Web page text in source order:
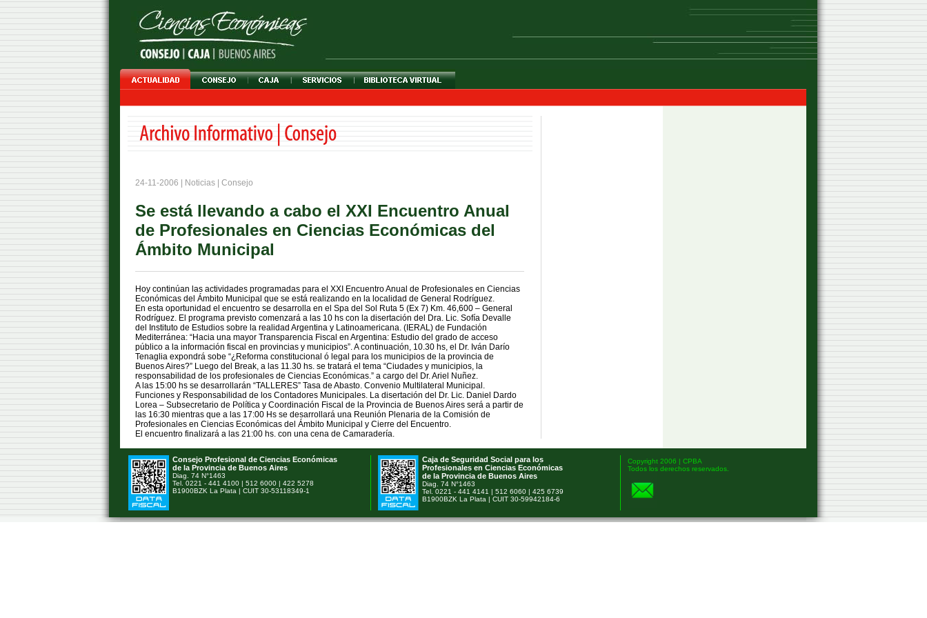
24-11-2006 | Noticias | Consejo
Se está llevando a cabo el XXI Encuentro Anual
de Profesionales en Ciencias Económicas del
Ámbito Municipal
Hoy continúan las actividades programadas para el XXI Encuentro Anual de Profesionales en Ciencias
Económicas del Ámbito Municipal que se está realizando en la localidad de General Rodríguez.
En esta oportunidad el encuentro se desarrolla en el Spa del Sol Ruta 5 (Ex 7) Km. 46,600 – General
Rodríguez. El programa previsto comenzará a las 10 hs con la disertación del Dra. Lic. Sofía Devalle
del Instituto de Estudios sobre la realidad Argentina y Latinoamericana. (IERAL) de Fundación
Mediterránea: “Hacia una mayor Transparencia Fiscal en Argentina: Estudio del grado de acceso
público a la información fiscal en provincias y municipios”. A continuación, 10.30 hs, el Dr. Iván Darío
Tenaglia expondrá sobe “¿Reforma constitucional ó legal para los municipios de la provincia de
Buenos Aires?” Luego del Break, a las 11.30 hs. se tratará el tema “Ciudades y municipios, la
responsabilidad de los profesionales de Ciencias Económicas.” a cargo del Dr. Ariel Nuñez.
A las 15:00 hs se desarrollarán “TALLERES” Tasa de Abasto. Convenio Multilateral Municipal.
Funciones y Responsabilidad de los Contadores Municipales. La disertación del Dr. Lic. Daniel Dardo
Lorea – Subsecretario de Política y Coordinación Fiscal de la Provincia de Buenos Aires será a partir de
las 16:30 mientras que a las 17:00 Hs se desarrollará una Reunión Plenaria de la Comisión de
Profesionales en Ciencias Económicas del Ámbito Municipal y Cierre del Encuentro.
El encuentro finalizará a las 21:00 hs. con una cena de Camaradería.
Consejo Profesional de Ciencias Económicas
de la Provincia de Buenos Aires
Diag. 74 N°1463
Tel. 0221 - 441 4100 | 512 6000 | 422 5278
B1900BZK La Plata | CUIT 30-53118349-1
Caja de Seguridad Social para los
Profesionales en Ciencias Económicas
de la Provincia de Buenos Aires
Diag. 74 N°1463
Tel. 0221 - 441 4141 | 512 6060 | 425 6739
B1900BZK La Plata | CUIT 30-59942184-6
Copyright 2006 | CPBA
Todos los derechos reservados.